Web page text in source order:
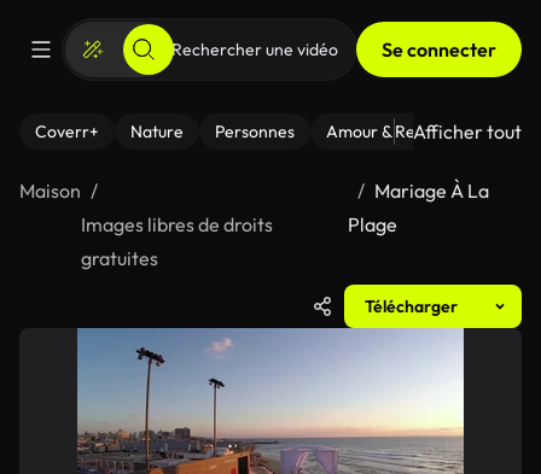
Se connecter
Coverr+ Nature Personnes Amour & Relations Le
Afficher tout
Maison
Images libres de droits
gratuites
Mariage À La
Plage
Télécharger